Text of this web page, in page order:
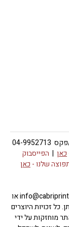
מרכז גוטסמן לתחריט, קיבוץ כברי 2512000 | טלפון/פקס 04-9952713
כאן | הפייסבוק
שלנו - כאן
למידע נוסף או פרטי רכישה צרו קשר באימייל info@cabriprints.com או
כל זכויות היוצרים
מוחזקות על ידי